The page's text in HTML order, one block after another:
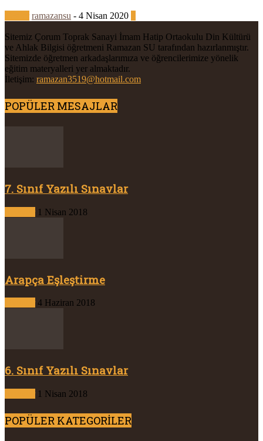
ramazansu - 4 Nisan 2020
Sitemiz Çorum Toprak Sanayi İmam Hatip Ortaokulu Din Kültürü
ve Ahlak Bilgisi öğretmeni Ramazan SU tarafından hazırlanmıştır.
Sitemizde öğretmen arkadaşlarımıza ve öğrencilerimize yönelik
eğitim materyalleri yer almaktadır.
İletişim: ramazan3519@hotmail.com
POPÜLER MESAJLAR
7. Sınıf Yazılı Sınavlar
1 Nisan 2018
Arapça Eşleştirme
4 Haziran 2018
6. Sınıf Yazılı Sınavlar
1 Nisan 2018
POPÜLER KATEGORİLER